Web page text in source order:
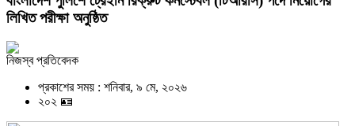
লিখিত পরীক্ষা অনুষ্ঠিত
নিজস্ব প্রতিবেদক
প্রকাশের সময় : শনিবার, ৯ মে, ২০২৬
২০২ 🪪